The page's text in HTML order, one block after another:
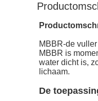
MBBR-de
MBBR is
water dicht is,
lichaam.
De